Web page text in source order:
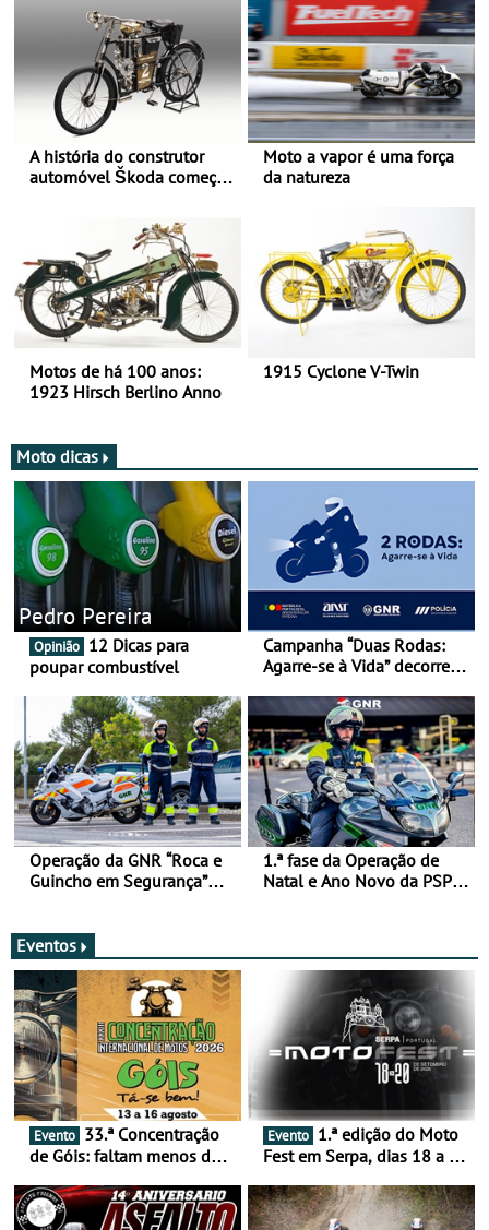
A história do construtor
automóvel Škoda começou
Moto a vapor é uma força
da natureza
Motos de há 100 anos:
1923 Hirsch Berlino Anno
1915 Cyclone V-Twin
Moto dicas
Pedro Pereira
Opinião
poupar combustível
Campanha “Duas Rodas:
Agarre-se à Vida” decorre
Operação da GNR “Roca e
Guincho em Segurança”
1.ª fase da Operação de
Natal e Ano Novo da PSP e
Eventos
Evento
de Góis: faltam menos de
16 de agosto
Evento
Fest em Serpa, dias 18 a 20
duas rodas invade o Baixo
Alentejo